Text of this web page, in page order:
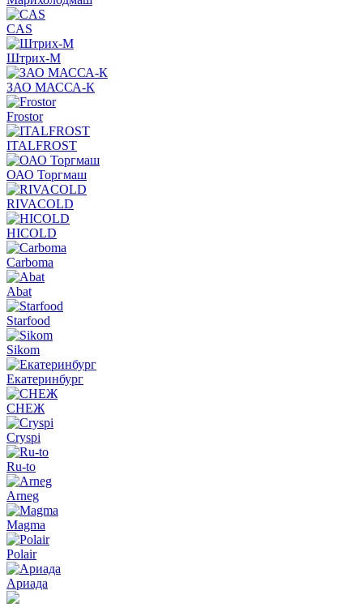
CAS
Штрих-М
ЗАО МАССА-К
Frostor
ITALFROST
ОАО Торгмаш
RIVACOLD
HICOLD
Carboma
Abat
Starfood
Sikom
Екатеринбург
СНЕЖ
Cryspi
Ru-to
Arneg
Magma
Polair
Ариада